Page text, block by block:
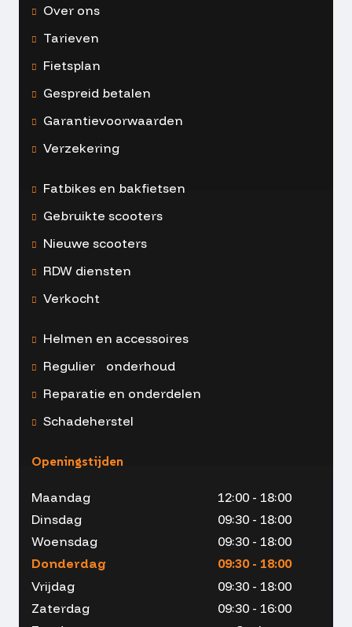
Over ons
Tarieven
Fietsplan
Gespreid betalen
Garantievoorwaarden
Verzekering
Fatbikes en bakfietsen
Gebruikte scooters
Nieuwe scooters
RDW diensten
Verkocht
Helmen en accessoires
Regulier onderhoud
Reparatie en onderdelen
Schadeherstel
Openingstijden
Maandag
12:00 - 18:00
Dinsdag
09:30 - 18:00
Woensdag
09:30 - 18:00
Donderdag
09:30 - 18:00
Vrijdag
09:30 - 18:00
Zaterdag
09:30 - 16:00